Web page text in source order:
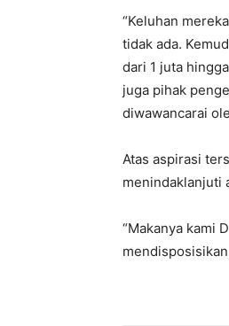
“Keluhan
tidak ada.
dari 1 juta
juga pihak
diwawancarai
Atas aspirasi
menindaklanjuti
“Makanya kami